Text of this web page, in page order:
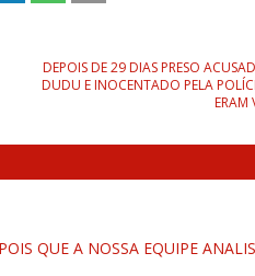
DEPOIS DE 29 DIAS PRESO
DUDU E INOCENTADO PELA
ERAM
QUE A NOSSA EQUIPE